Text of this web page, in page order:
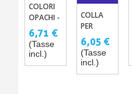
COLORI
OPACHI -
VERNICI
ACRILICHE
PER
AEROGRAFO
6,71 €
(Tasse
incl.)
COLLA
PER
DORATURA
A FOGLIA
D'ORO -
MIXTION
6,05 €
(Tasse
incl.)